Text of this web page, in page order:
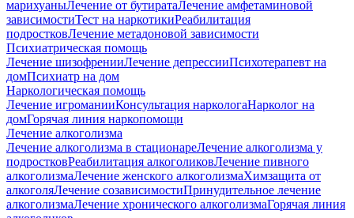
марихуаныЛечение от бутиратаЛечение амфетаминовой
зависимостиТест на наркотикиРеабилитация
подростковЛечение метадоновой зависимости
Психиатрическая помощь
Лечение шизофренииЛечение депрессииПсихотерапевт на
домПсихиатр на дом
Наркологическая помощь
Лечение игроманииКонсультация наркологаНарколог на
домГорячая линия наркопомощи
Лечение алкоголизма
Лечение алкоголизма в стационареЛечение алкоголизма у
подростковРеабилитация алкоголиковЛечение пивного
алкоголизмаЛечение женского алкоголизмаХимзащита от
алкоголяЛечение созависимостиПринудительное лечение
алкоголизмаЛечение хронического алкоголизмаГорячая линия